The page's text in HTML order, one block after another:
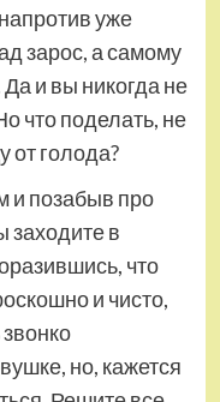
уже
зарос, а самому
и вы никогда не
что поделать, не
от голода?
и позабыв про
заходите в
что
и чисто,
но, кажется